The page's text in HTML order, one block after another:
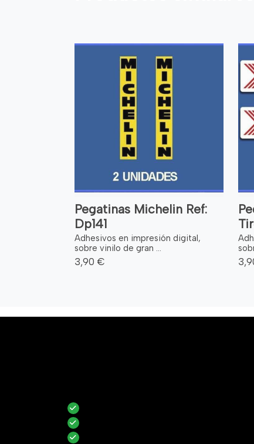
Pegatinas Michelin Ref:
Dp141
Adhesivos en impresión digital,
sobre vinilo de gran ...
3,90 €